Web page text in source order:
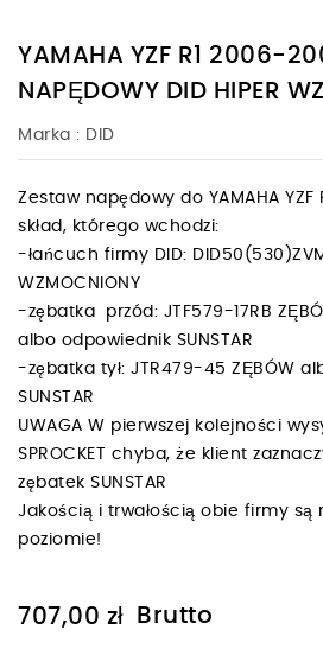
YAMAHA YZF R1 2006-
NAPĘDOWY DID HIPER
Marka : DID
Zestaw napędowy do YAMAHA YZF
skład, którego wchodzi:
-łańcuch firmy DID:
WZMOCNIONY
-zębatka przód: JTF579-17RB
albo odpowiednik SUNSTAR
-zębatka tył: JTR479-45 ZĘBÓW
SUNSTAR
UWAGA W pierwszej kolejności
SPROCKET chyba, że klient
zębatek SUNSTAR
Jakością i trwałością obie firmy
poziomie!
707,00 zł Brutto